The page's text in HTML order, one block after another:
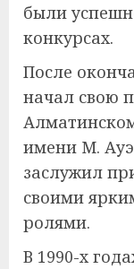
были
конкурсах.
После
начал свою
имени М.
заслужил
своими
ролями.
В 1990-х